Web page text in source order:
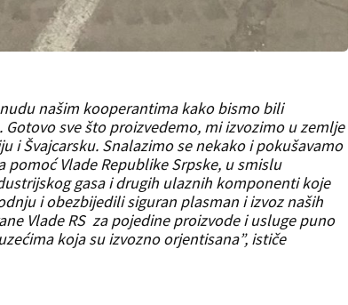
našim kooperantima kako bismo bili
sve što proizvedemo, mi izvozimo u zemlje
i Švajcarsku. Snalazimo se nekako i pokušavamo
Vlade Republike Srpske, u smislu
gasa i drugih ulaznih komponenti koje
i obezbijedili siguran plasman i izvoz naših
Vlade RS za pojedine proizvode i usluge puno
koja su izvozno orjentisana”, ističe